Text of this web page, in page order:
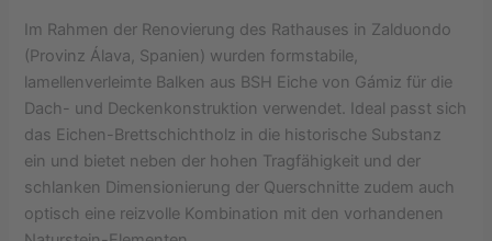
Im Rahmen der Renovierung des Rathauses in Zalduondo
(Provinz Álava, Spanien) wurden formstabile,
lamellenverleimte Balken aus BSH Eiche von Gámiz für die
Dach- und Deckenkonstruktion verwendet. Ideal passt sich
das Eichen-Brettschichtholz in die historische Substanz
ein und bietet neben der hohen Tragfähigkeit und der
schlanken Dimensionierung der Querschnitte zudem auch
optisch eine reizvolle Kombination mit den vorhandenen